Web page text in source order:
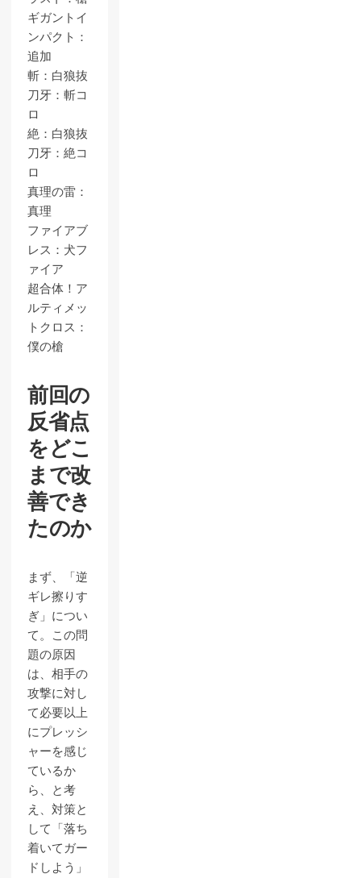
ギガントイ
ンパクト：
追加
斬：白狼抜
刀牙：斬コ
ロ
絶：白狼抜
刀牙：絶コ
ロ
真理の雷：
真理
ファイアブ
レス：犬フ
ァイア
超合体！ア
ルティメッ
トクロス：
僕の槍
前回の
反省点
をどこ
まで改
善でき
たのか
まず、「逆
ギレ擦りす
ぎ」につい
て。この問
題の原因
は、相手の
攻撃に対し
て必要以上
にプレッシ
ャーを感じ
ているか
ら、と考
え、対策と
して「落ち
着いてガー
ドしよう」